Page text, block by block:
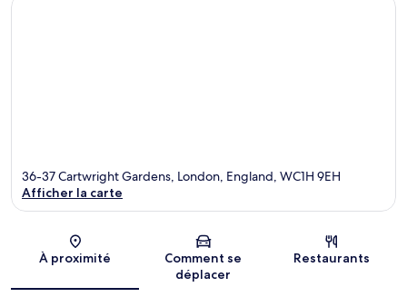
Carte
36-37 Cartwright Gardens, London, England, WC1H 9EH
Afficher la carte
À proximité
Comment se
déplacer
Restaurants